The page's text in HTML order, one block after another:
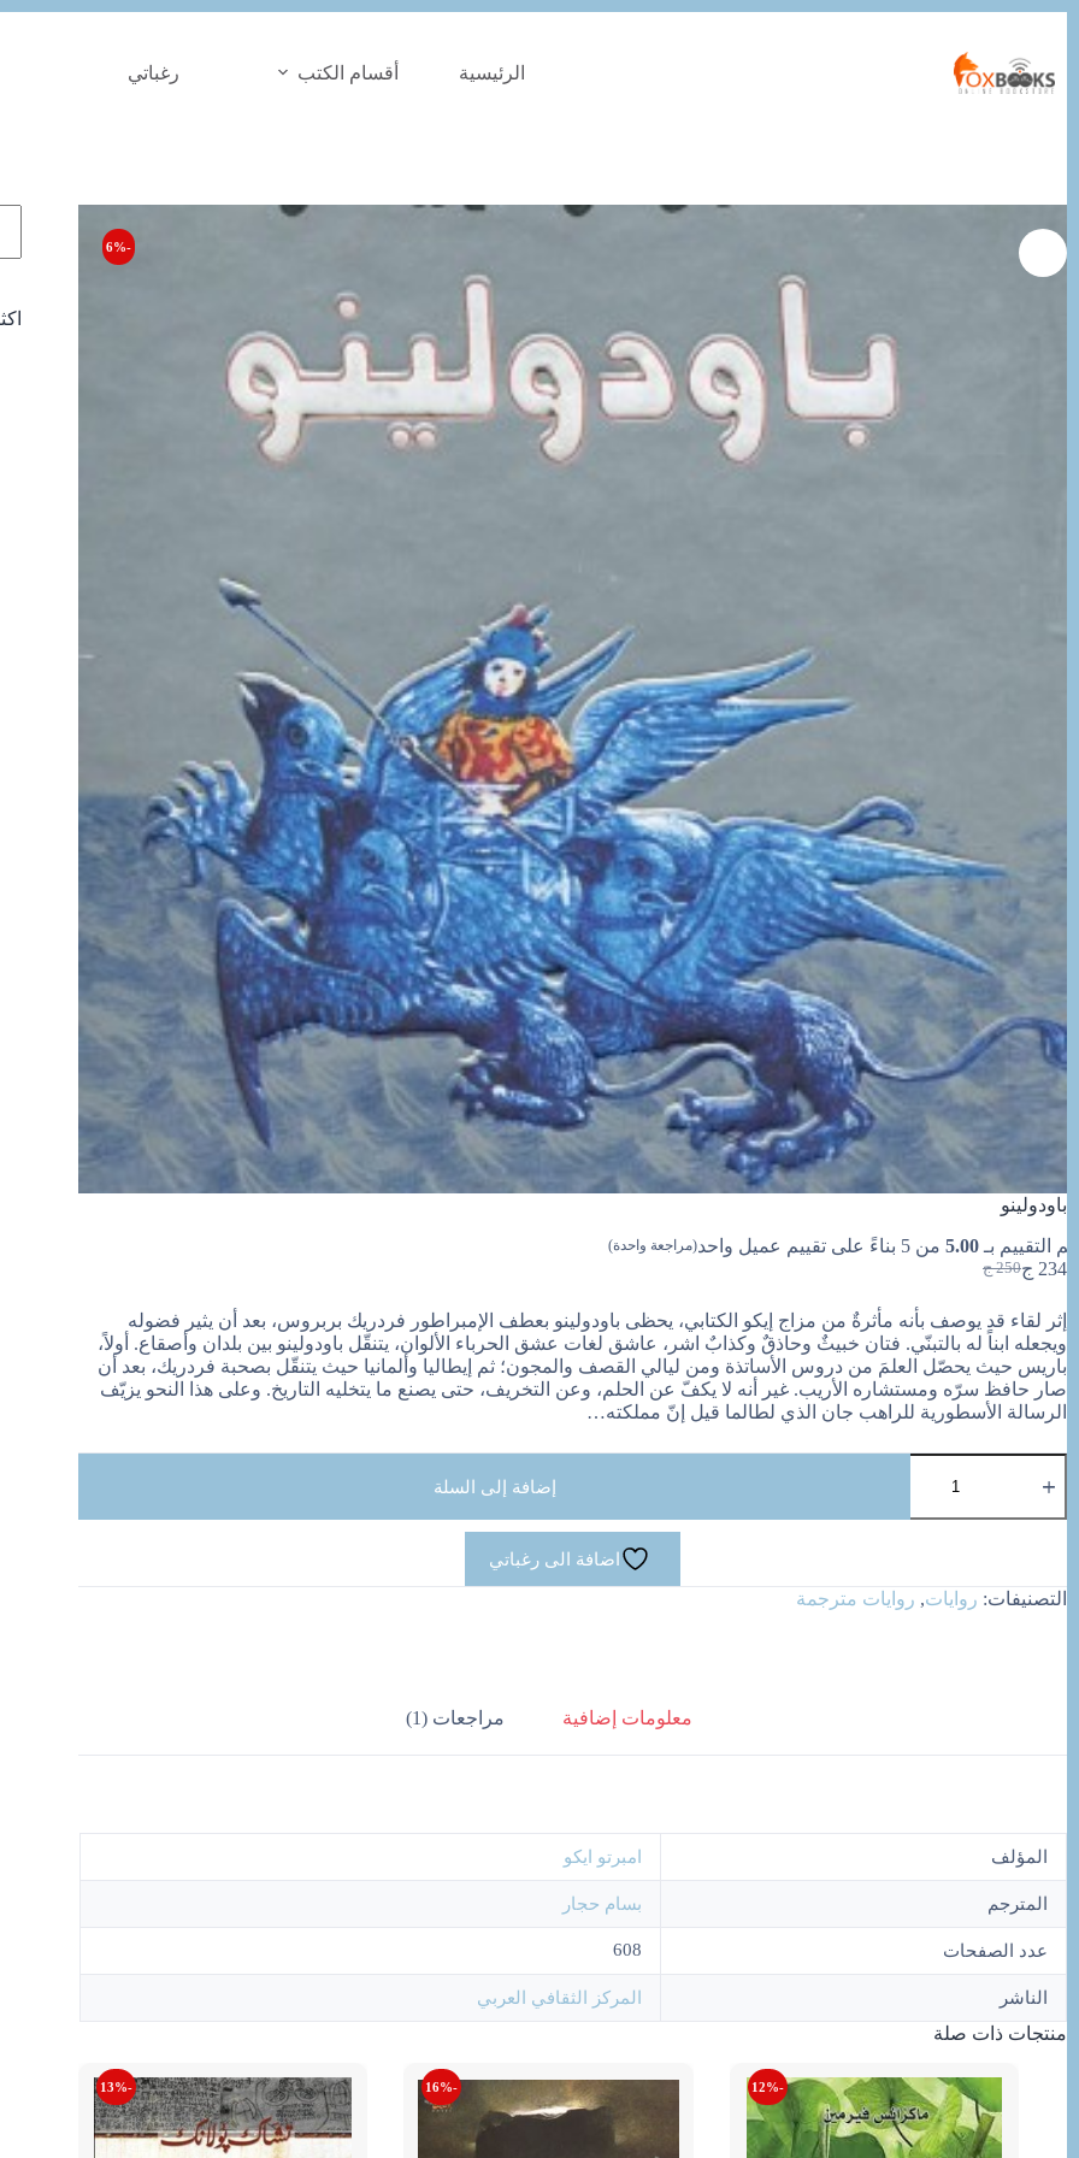
المحتوى
الرئيسية أقسام الكتب رغباتي
-6%
باودولينو
تم التقييم بـ 5.00من 5 بناءً على تقييم عميل واحد
(مراجعة واحدة)
250 ج
السعر
هو:
250 ج.
234 جالسعر
هو:
234 ج.
إثر لقاء قد يوصف بأنه مأثرةٌ من مزاج إيكو الكتابي، يحظى باودولينو بعطف الإمبراطور فردريك بربروس، بعد أن يثير فضوله
ويجعله ابناً له بالتبنّي. فتان خبيثٌ وحاذقٌ وكذابٌ اشر، عاشق لغات عشق الحرباء الألوان، يتنقّل باودولينو بين بلدان وأصقاع. أولاً،
باريس حيث يحصّل العلمَ من دروس الأساتذة ومن ليالي القصف والمجون؛ ثم إيطاليا وألمانيا حيث يتنقّل بصحبة فردريك، بعد أن
صار حافظ سرّه ومستشاره الأريب. غير أنه لا يكفّ عن الحلم، وعن التخريف، حتى يصنع ما يتخليه التاريخ. وعلى هذا النحو يزيّف
الرسالة الأسطورية للراهب جان الذي لطالما قيل إنّ مملكته…
باودولينو
إضافة إلى السلة
اضافة الى رغباتي
التصنيفات: روايات, روايات مترجمة
معلومات إضافية مراجعات (1)
المؤلف امبرتو ايكو
المترجم بسام حجار
عدد الصفحات 608
الناشر المركز الثقافي العربي
منتجات ذات صلة
-12%
-16%
-13%